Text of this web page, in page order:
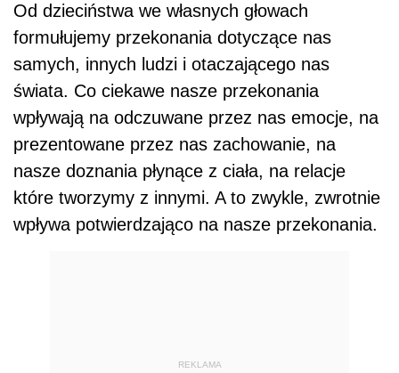
Od dzieciństwa we własnych głowach
formułujemy przekonania dotyczące nas
samych, innych ludzi i otaczającego nas
świata. Co ciekawe nasze przekonania
wpływają na odczuwane przez nas emocje, na
prezentowane przez nas zachowanie, na
nasze doznania płynące z ciała, na relacje
które tworzymy z innymi. A to zwykle, zwrotnie
wpływa potwierdzająco na nasze przekonania.
REKLAMA